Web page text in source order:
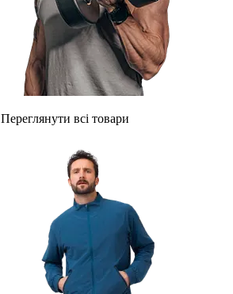
Переглянути всі товари